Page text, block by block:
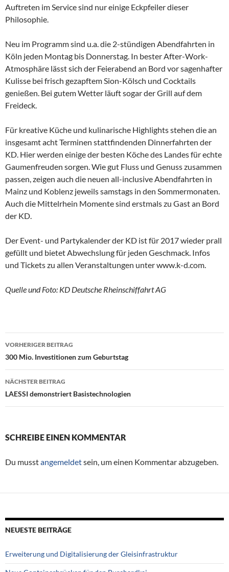
Auftreten im Service sind nur einige Eckpfeiler dieser
Philosophie.
Neu im Programm sind u.a. die 2-stündigen Abendfahrten in
Köln jeden Montag bis Donnerstag. In bester After-Work-
Atmosphäre lässt sich der Feierabend an Bord vor sagenhafter
Kulisse bei frisch gezapftem Sion-Kölsch und Cocktails
genießen. Bei gutem Wetter läuft sogar der Grill auf dem
Freideck.
Für kreative Küche und kulinarische Highlights stehen die an
insgesamt acht Terminen stattfindenden Dinnerfahrten der
KD. Hier werden einige der besten Köche des Landes für echte
Gaumenfreuden sorgen. Wie gut Fluss und Genuss zusammen
passen, zeigen auch die neuen all-inclusive Abendfahrten in
Mainz und Koblenz jeweils samstags in den Sommermonaten.
Auch die Mittelrhein Momente sind erstmals zu Gast an Bord
der KD.
Der Event- und Partykalender der KD ist für 2017 wieder prall
gefüllt und bietet Abwechslung für jeden Geschmack. Infos
und Tickets zu allen Veranstaltungen unter www.k-d.com.
Quelle und Foto: KD Deutsche Rheinschiffahrt AG
Beitragsnavigation
VORHERIGER BEITRAG
300 Mio. Investitionen zum Geburtstag
NÄCHSTER BEITRAG
LAESSI demonstriert Basistechnologien
SCHREIBE EINEN KOMMENTAR
Du musstangemeldetsein, um einen Kommentar abzugeben.
NEUESTE BEITRÄGE
Erweiterung und Digitalisierung der Gleisinfrastruktur